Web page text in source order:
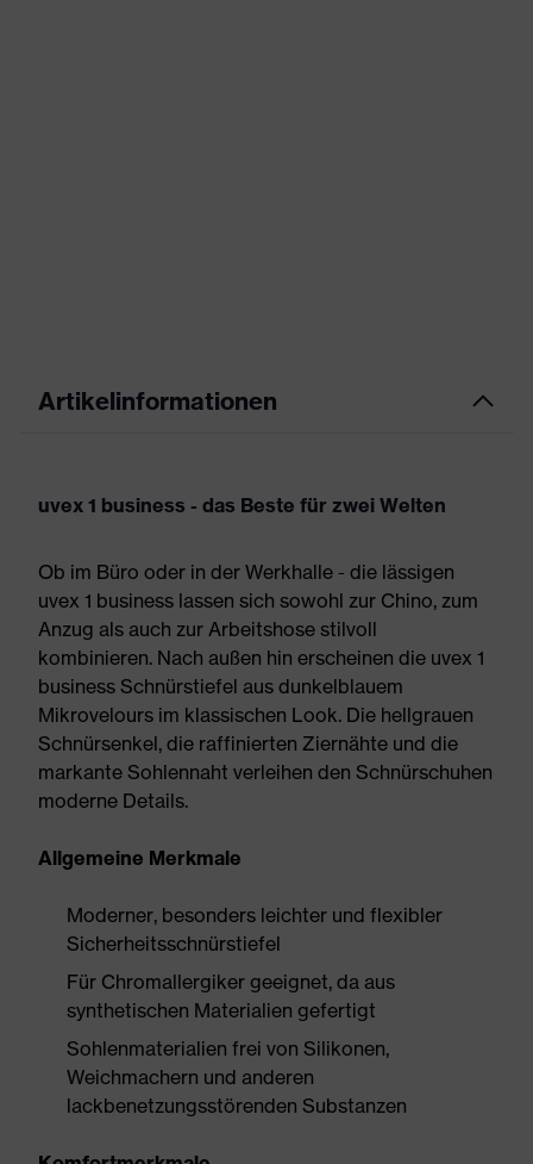
Artikelinformationen
uvex 1 business - das Beste für zwei Welten
Ob im Büro oder in der Werkhalle - die lässigen
uvex 1 business lassen sich sowohl zur Chino, zum
Anzug als auch zur Arbeitshose stilvoll
kombinieren. Nach außen hin erscheinen die uvex 1
business Schnürstiefel aus dunkelblauem
Mikrovelours im klassischen Look. Die hellgrauen
Schnürsenkel, die raffinierten Ziernähte und die
markante Sohlennaht verleihen den Schnürschuhen
moderne Details.
Allgemeine Merkmale
Moderner, besonders leichter und flexibler
Sicherheitsschnürstiefel
Für Chromallergiker geeignet, da aus
synthetischen Materialien gefertigt
Sohlenmaterialien frei von Silikonen,
Weichmachern und anderen
lackbenetzungsstörenden Substanzen